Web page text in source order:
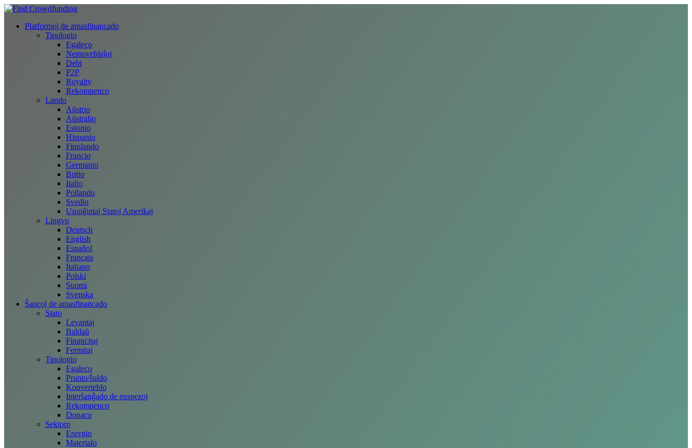
Platformoj de amasfinancado
Tipologio
Egaleco
Nemoveblaĵoj
Debt
P2P
Royalty
Rekompenco
Lando
Aŭstrio
Aŭstralio
Estonio
Hispanio
Finnlando
Francio
Germanio
Britio
Italio
Pollando
Svedio
Unuiĝintaj Statoj Amerikaj
Lingvo
Deutsch
English
Español
Français
Italiano
Polski
Suomi
Svenska
Ŝancoj de amasfinancado
Stato
Levantaj
Baldaŭ
Financitaj
Fermitaj
Tipologio
Egaleco
Prunto/ŝuldo
Konverteblo
Interŝanĝado de enspezoj
Rekompenco
Donaco
Sektoro
Energio
Materialo